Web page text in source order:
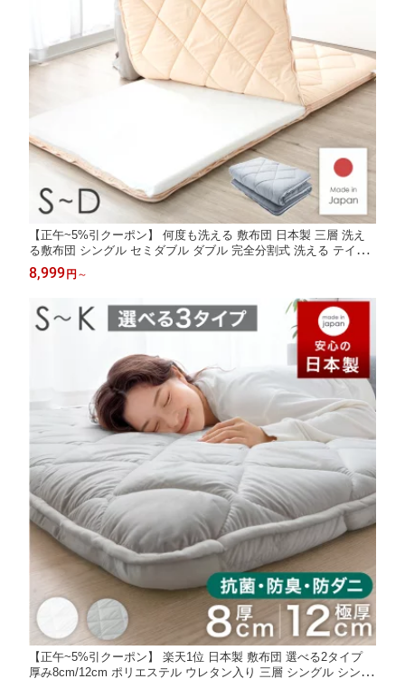
【正午~5%引クーポン】 何度も洗える 敷布団 日本製 三層 洗え
る敷布団 シングル セミダブル ダブル 完全分割式 洗える テイジ
ン 敷き布団 着脱 カバー ウォッシャブル 清潔 おすすめ 着脱式 固
綿入り 国産 マットレス 軽量 極厚 軽い 布団 洗濯 敷ふとん
8,999 円 ～
【正午~5%引クーポン】 楽天1位 日本製 敷布団 選べる2タイプ
厚み8cm/12cm ポリエステル ウレタン入り 三層 シングル シング